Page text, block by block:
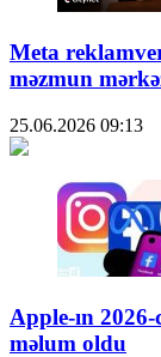
Meta
məzmun
25.06.2026 09:13
Apple-ın
məlum oldu